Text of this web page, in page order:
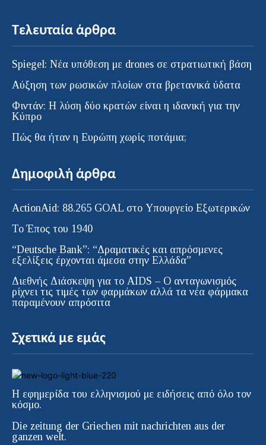
Τελευταία άρθρα
Spiegel: Νέα υπόθεση με drones σε στρατιωτική βάση
Αύξηση των ρωσικών πλοίων στα βρετανικά ύδατα
Φιντάν: Η λύση δύο κρατών είναι η ιδανική για την
Κύπρο
Πώς θα ήταν η Ευρώπη χωρίς ποτάμια;
Δημοφιλή άρθρα
ActionAid: 88.265 GOAL στο Υπουργείο Εξωτερικών
Το Έπος του 1940
“Deutsche Bank”: “Δραματικές και απρόσμενες
εξελίξεις έρχονται άμεσα στην Ελλάδα”
Διεθνής Διάσκεψη για το AIDS – Ο ανταγωνισμός
ρίχνει τις τιμές των φαρμάκων αλλά τα νέα φάρμακα
παραμένουν απρόσιτα
Σχετικά με εμάς
Η εφημερίδα του ελληνισμού με ειδήσεις από όλο τον
κόσμο.
Die zeitung der Griechen mit nachrichten aus der
ganzen welt.